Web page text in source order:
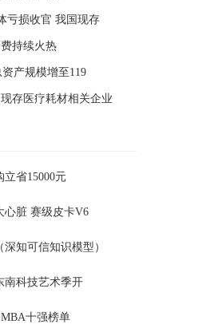
亏损收官 我国现存
持续火热
产规模增至119
存医疗耗材相关企业
立省15000元
心脏 赛级皮卡V6
知可信知识模型）
南科技艺术季开
十强榜单